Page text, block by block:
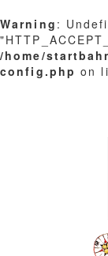
Warning :
/home/
config.php on